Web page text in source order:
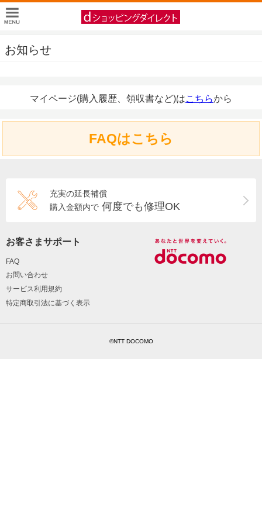
お知らせ
マイページ(購入履歴、領収書など)はこちらから
FAQはこちら
充実の延長補償
購入金額内で 何度でも修理OK
お客さまサポート
FAQ
お問い合わせ
サービス利用規約
特定商取引法に基づく表示
©NTT DOCOMO